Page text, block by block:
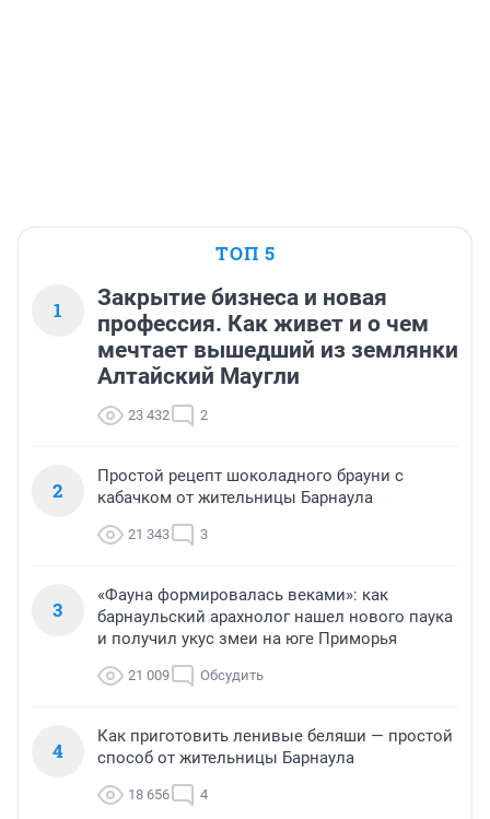
ТОП 5
1
Закрытие бизнеса и новая
профессия. Как живет и о чем
мечтает вышедший из землянки
Алтайский Маугли
23 432 2
2
Простой рецепт шоколадного брауни с
кабачком от жительницы Барнаула
21 343 3
3
«Фауна формировалась веками»: как
барнаульский арахнолог нашел нового паука
и получил укус змеи на юге Приморья
21 009 Обсудить
4
Как приготовить ленивые беляши — простой
способ от жительницы Барнаула
18 656 4